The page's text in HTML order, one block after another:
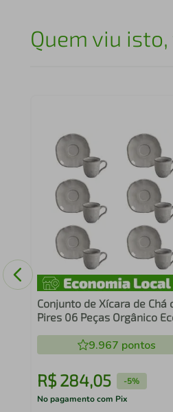
Quem viu
Conjunto de Xícara de Chá
Pires 06 Peças Orgânico
9.967 pontos
R$ 284,05 -5%
No pagamento com Pix